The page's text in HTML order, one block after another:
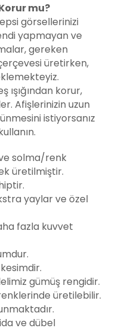
mu?
görsellerinizi
yapmayan ve
gereken
üretirken,
ışığından korur,
Afişlerinizin uzun
istiyorsanız
solma/renk
üretilmiştir.
yaylar ve özel
fazla kuvvet
gümüş rengidir.
üretilebilir.
ve dübel